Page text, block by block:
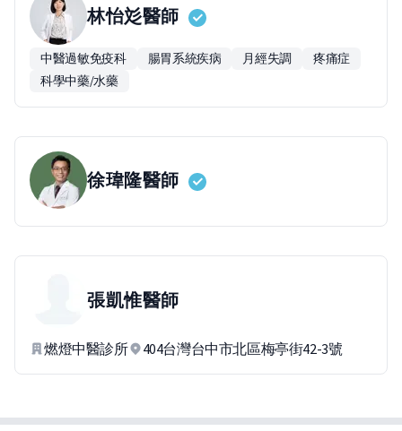
林怡彣醫師
中醫過敏免疫科 腸胃系統疾病 月經失調
疼痛症
科學中藥/水藥
徐瑋隆醫師
張凱惟醫師
燃燈中醫診所 404台灣台中市北區梅亭街42-3號